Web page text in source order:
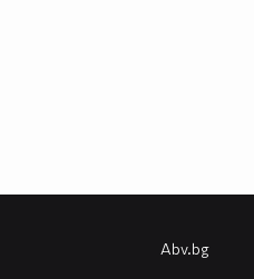
Abv.bg